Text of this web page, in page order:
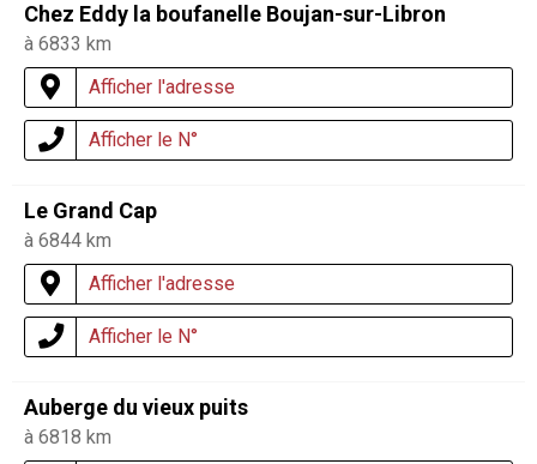
Chez Eddy la boufanelle Boujan-sur-Libron
à 6833 km
Afficher l'adresse
Afficher le N°
Le Grand Cap
à 6844 km
Afficher l'adresse
Afficher le N°
Auberge du vieux puits
à 6818 km